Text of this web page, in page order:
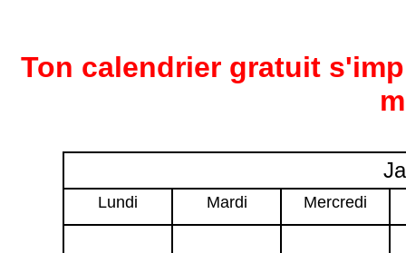
Ton calendrier gratuit
Lundi Mardi Mercredi